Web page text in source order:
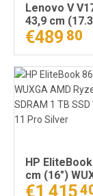
Lenovo V
43,9 cm
U300 8 GB
SSD Wi-Fi 6
Home
€489 80
HP
cm (16")
7940HS 32
€1 415